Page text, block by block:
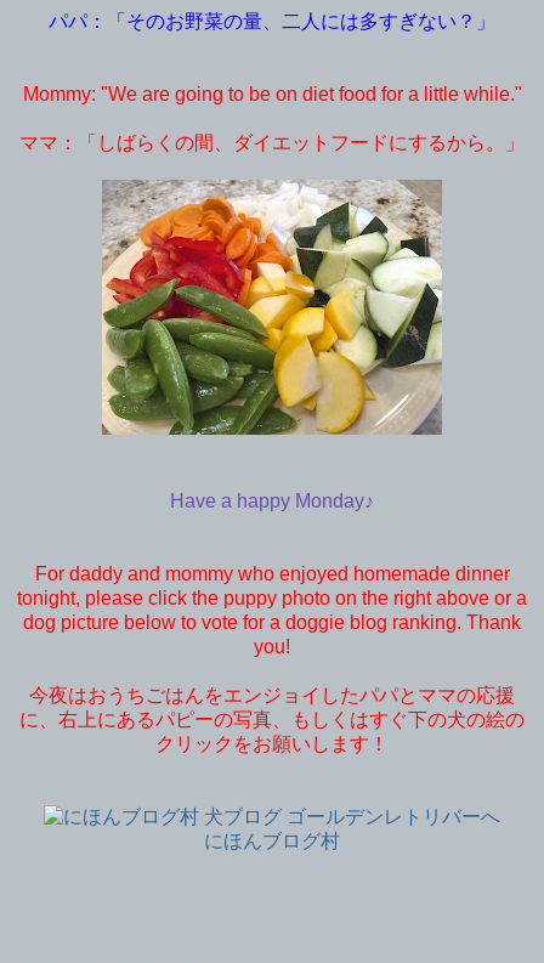
パパ：「そのお野菜の量、二人には多すぎない？」
Mommy: "We are going to be on diet food for a little while."
ママ：「しばらくの間、ダイエットフードにするから。」
Have a happy Monday♪
For daddy and mommy who enjoyed homemade dinner
tonight, please click the puppy photo on the right above or a
dog picture below to vote for a doggie blog ranking. Thank
you!
今夜はおうちごはんをエンジョイしたパパとママの応援
に、右上にあるパピーの写真、もしくはすぐ下の犬の絵の
クリックをお願いします！
にほんブログ村